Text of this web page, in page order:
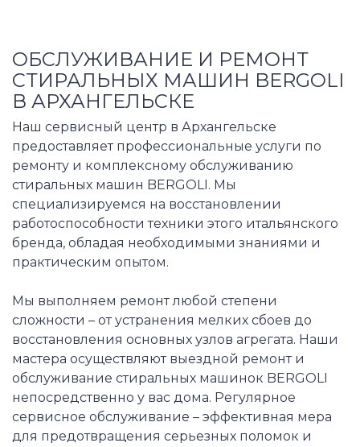
ОБСЛУЖИВАНИЕ И РЕМОНТ
СТИРАЛЬНЫХ МАШИН BERGOLI
В АРХАНГЕЛЬСКЕ
Наш сервисный центр в Архангельске
предоставляет профессиональные услуги по
ремонту и комплексному обслуживанию
стиральных машин BERGOLI. Мы
специализируемся на восстановлении
работоспособности техники этого итальянского
бренда, обладая необходимыми знаниями и
практическим опытом.
Мы выполняем ремонт любой степени
сложности – от устранения мелких сбоев до
восстановления основных узлов агрегата. Наши
мастера осуществляют выездной ремонт и
обслуживание стиральных машинок BERGOLI
непосредственно у вас дома. Регулярное
сервисное обслуживание – эффективная мера
для предотвращения серьезных поломок и